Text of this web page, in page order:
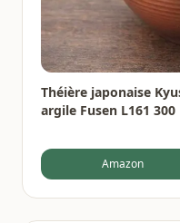
Théière japonaise
argile Fusen L161
Amazon